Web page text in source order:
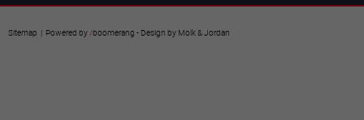
Sitemap | Powered by/boomerang - Design by Molk & Jordan